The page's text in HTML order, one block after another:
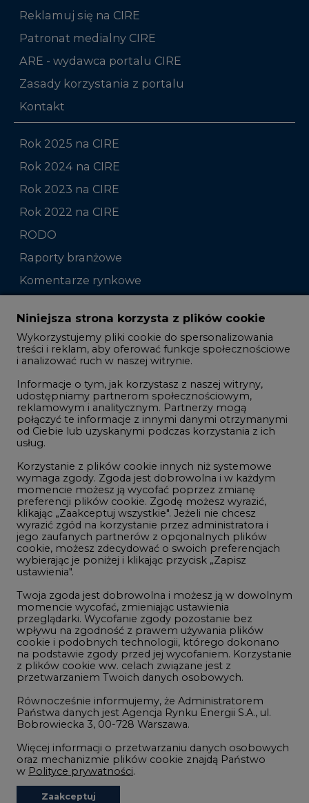
Reklamuj się na CIRE
Patronat medialny CIRE
ARE - wydawca portalu CIRE
Zasady korzystania z portalu
Kontakt
Rok 2025 na CIRE
Rok 2024 na CIRE
Rok 2023 na CIRE
Rok 2022 na CIRE
RODO
Raporty branżowe
Komentarze rynkowe
Zmiany kadrowe na rynku
Studio CIRE
Rozmowy o energetyce
Gospodarka
Geopolityka
LTE450
Innowacje i AI
Telekomunikacja i IT
Handel emisjami CO2
Wodór
Górnictwo
Atom
Fotowoltaika
Offshore wind
Zielone samorządy
Zielona gospodarka
Niniejsza strona korzysta z plików cookie
Wykorzystujemy pliki cookie do spersonalizowania
treści i reklam, aby oferować funkcje społecznościowe
i analizować ruch w naszej witrynie.
Informacje o tym, jak korzystasz z naszej witryny,
udostępniamy partnerom społecznościowym,
reklamowym i analitycznym. Partnerzy mogą
połączyć te informacje z innymi danymi otrzymanymi
od Ciebie lub uzyskanymi podczas korzystania z ich
usług.
Korzystanie z plików cookie innych niż systemowe
wymaga zgody. Zgoda jest dobrowolna i w każdym
momencie możesz ją wycofać poprzez zmianę
preferencji plików cookie. Zgodę możesz wyrazić,
klikając „Zaakceptuj wszystkie". Jeżeli nie chcesz
wyrazić zgód na korzystanie przez administratora i
jego zaufanych partnerów z opcjonalnych plików
cookie, możesz zdecydować o swoich preferencjach
wybierając je poniżej i klikając przycisk „Zapisz
ustawienia".
Twoja zgoda jest dobrowolna i możesz ją w dowolnym
momencie wycofać, zmieniając ustawienia
przeglądarki. Wycofanie zgody pozostanie bez
wpływu na zgodność z prawem używania plików
cookie i podobnych technologii, którego dokonano
na podstawie zgody przed jej wycofaniem. Korzystanie
z plików cookie ww. celach związane jest z
przetwarzaniem Twoich danych osobowych.
Równocześnie informujemy, że Administratorem
Państwa danych jest Agencja Rynku Energii S.A., ul.
Bobrowiecka 3, 00-728 Warszawa.
Więcej informacji o przetwarzaniu danych osobowych
oraz mechanizmie plików cookie znajdą Państwo
w Polityce prywatności.
Zaakceptuj